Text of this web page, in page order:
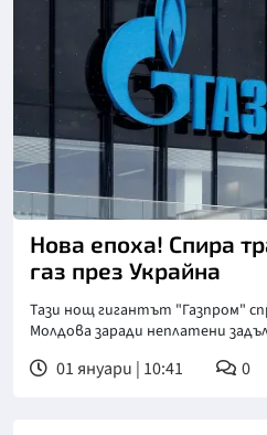
Нова епоха! Спира
газ през Украйна
Тази нощ гигантът "Газпром"
Молдова заради неплатени
01 януари | 10:41 0